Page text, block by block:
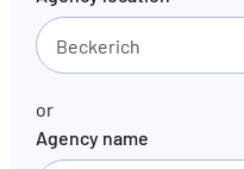
or
Agency name